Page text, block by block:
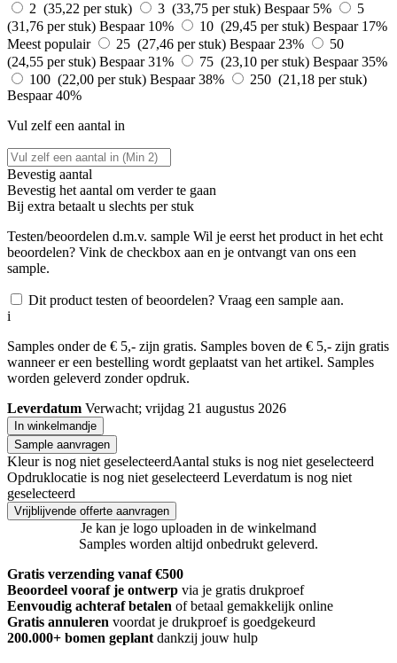
2 (35,22 per stuk)
3 (33,75 per stuk) Bespaar 5%
5
(31,76 per stuk) Bespaar 10% 10 (29,45 per stuk) Bespaar 17%
Meest populair
25 (27,46 per stuk) Bespaar 23%
50
(24,55 per stuk) Bespaar 31% 75 (23,10 per stuk) Bespaar 35%
100 (22,00 per stuk) Bespaar 38%
250 (21,18 per stuk)
Bespaar 40%
Vul zelf een aantal in
Bevestig aantal
Bevestig het aantal om verder te gaan
Bij extra betaalt u slechts per stuk
Testen/beoordelen d.m.v. sample Wil je eerst het product in het echt
beoordelen? Vink de checkbox aan en je ontvangt van ons een
sample.
Dit product testen of beoordelen? Vraag een sample aan.
i
Samples onder de € 5,- zijn gratis. Samples boven de € 5,- zijn gratis
wanneer er een bestelling wordt geplaatst van het artikel. Samples
worden geleverd zonder opdruk.
Leverdatum Verwacht; vrijdag 21 augustus 2026
In winkelmandje
Sample aanvragen
Kleur is nog niet geselecteerdAantal stuks is nog niet geselecteerd
Opdruklocatie is nog niet geselecteerd Leverdatum is nog niet
geselecteerd
Vrijblijvende offerte aanvragen
Je kan je logo uploaden in de winkelmand
Samples worden altijd onbedrukt geleverd.
Gratis verzending vanaf €500
Beoordeel vooraf je ontwerp via je gratis drukproef
Eenvoudig achteraf betalen of betaal gemakkelijk online
Gratis annuleren voordat je drukproef is goedgekeurd
200.000+ bomen geplant dankzij jouw hulp